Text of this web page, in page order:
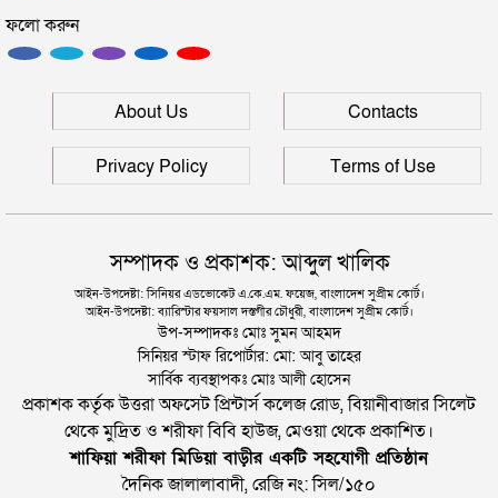
প্রধানমন্ত্রী
সিলেটে আরও দুইজনের মৃত্যু, হাসপাতালে ৩ শতাধিক
ফলো করুন
About Us Contacts
Privacy Policy Terms of Use
সম্পাদক ও প্রকাশক: আব্দুল খালিক
আইন-উপদেষ্টা: সিনিয়র এডভোকেট এ.কে.এম. ফয়েজ, বাংলাদেশ সুপ্রীম কোর্ট।
আইন-উপদেষ্টা: ব্যারিস্টার ফয়সাল দস্তগীর চৌধুরী, বাংলাদেশ সুপ্রীম কোর্ট।
উপ-সম্পাদকঃ মোঃ সুমন আহমদ
সিনিয়র স্টাফ রিপোর্টার: মো: আবু তাহের
সার্বিক ব্যবস্থাপকঃ মোঃ আলী হোসেন
প্রকাশক কর্তৃক উত্তরা অফসেট প্রিন্টার্স কলেজ রোড, বিয়ানীবাজার সিলেট
থেকে মুদ্রিত ও শরীফা বিবি হাউজ, মেওয়া থেকে প্রকাশিত।
শাফিয়া শরীফা মিডিয়া বাড়ীর একটি সহযোগী প্রতিষ্ঠান
দৈনিক জালালাবাদী, রেজি নং: সিল/১৫০